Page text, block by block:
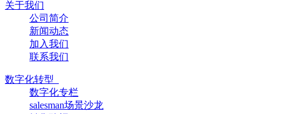
关于我们
公司简介
新闻动态
加入我们
联系我们
数字化转型
数字化专栏
salesman场景沙龙